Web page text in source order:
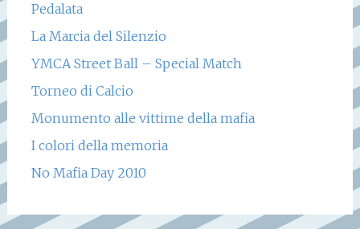
Pedalata
La Marcia del Silenzio
YMCA Street Ball – Special Match
Torneo di Calcio
Monumento alle vittime della mafia
I colori della memoria
No Mafia Day 2010